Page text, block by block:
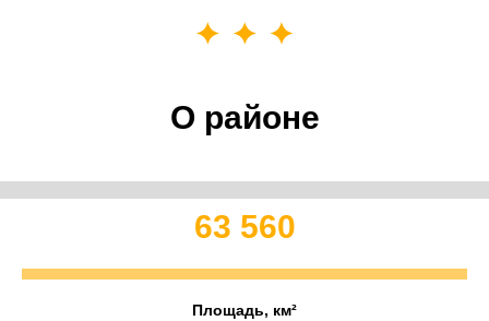
О районе
63 560
Площадь, км²